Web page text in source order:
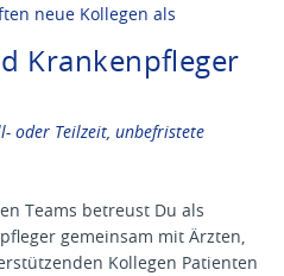
neue Kollegen als
Krankenpfleger
oder Teilzeit, unbefristete
Teams betreust Du als
gemeinsam mit Ärzten,
Kollegen Patienten